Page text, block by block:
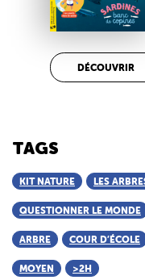
DÉCOUVRIR
TAGS
KIT NATURE LES
QUESTIONNER LE MONDE
ARBRE COUR D’ÉCOLE
MOYEN >2H